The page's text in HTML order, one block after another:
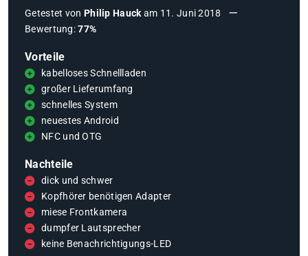
Getestet von Philip Hauckam 11. Juni 2018
Bewertung:77%
Vorteile
kabelloses Schnellladen
großer Lieferumfang
schnelles System
neuestes Android
NFC und OTG
Nachteile
dick und schwer
Kopfhörer benötigen Adapter
miese Frontkamera
dumpfer Lautsprecher
keine Benachrichtigungs-LED